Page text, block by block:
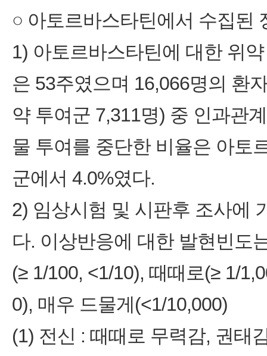
○ 아토르바스타틴에서 수집된
1) 아토르바스타틴에 대한 위
은 53주였으며 16,066명의 환
약 투여군 7,311명) 중 인과관
물 투여를 중단한 비율은 아토
군에서 4.0%였다.
2) 임상시험 및 시판후 조사에
다. 이상반응에 대한 발현빈도
(≥ 1/100, <1/10), 때때로(≥ 1/
0), 매우 드물게(<1/10,000)
(1) 전신 : 때때로 무력감, 권태